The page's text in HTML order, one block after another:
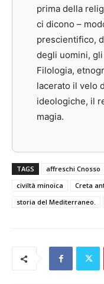
prima della
ci dicono –
prescientifico,
degli uomini,
Filologia,
lacerato il velo
ideologiche, il
magia.
TAGS affreschi Cnosso
civiltà minoica
Creta
storia del Mediterraneo.